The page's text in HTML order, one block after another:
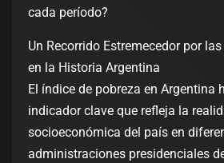
cada período?
Un Recorrido Estremecedor por
en la Historia Argentina
El índice de pobreza en Argentina
indicador clave que refleja la
socioeconómica del país en
administraciones presidenciales